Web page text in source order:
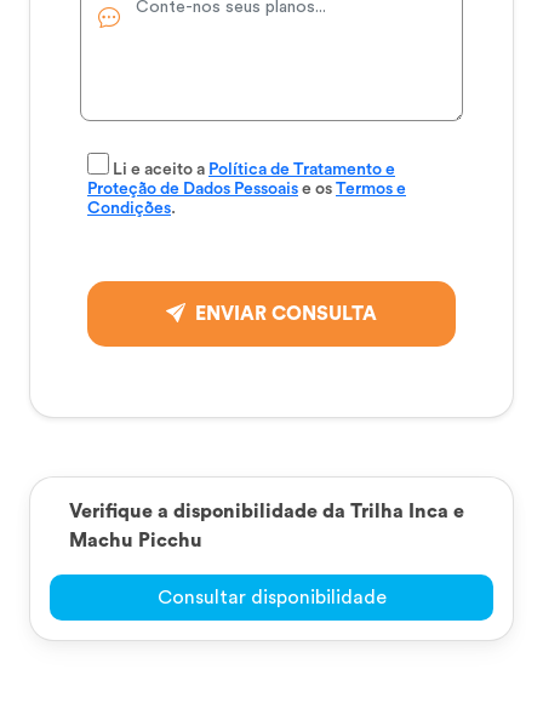
Li e aceito a Política de Tratamento e
Proteção de Dados Pessoais e os Termos e
Condições.
ENVIAR CONSULTA
Verifique a disponibilidade da Trilha Inca e
Machu Picchu
Consultar disponibilidade